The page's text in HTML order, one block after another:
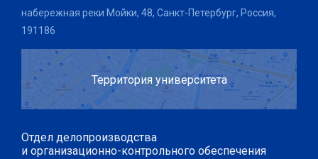
набережная реки Мойки, 48, Санкт-Петербург, Россия,
191186
Территория университета
Отдел делопроизводства
и организационно-контрольного обеспечения